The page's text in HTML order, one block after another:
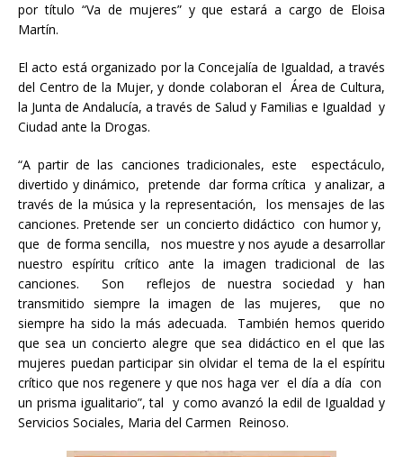
por título “Va de mujeres” y que estará a cargo de Eloisa
Martín.
El acto está organizado por la Concejalía de Igualdad, a través
del Centro de la Mujer, y donde colaboran el Área de Cultura,
la Junta de Andalucía, a través de Salud y Familias e Igualdad y
Ciudad ante la Drogas.
“A partir de las canciones tradicionales, este espectáculo,
divertido y dinámico, pretende dar forma crítica y analizar, a
través de la música y la representación, los mensajes de las
canciones. Pretende ser un concierto didáctico con humor y,
que de forma sencilla, nos muestre y nos ayude a desarrollar
nuestro espíritu crítico ante la imagen tradicional de las
canciones. Son reflejos de nuestra sociedad y han
transmitido siempre la imagen de las mujeres, que no
siempre ha sido la más adecuada. También hemos querido
que sea un concierto alegre que sea didáctico en el que las
mujeres puedan participar sin olvidar el tema de la el espíritu
crítico que nos regenere y que nos haga ver el día a día con
un prisma igualitario”, tal y como avanzó la edil de Igualdad y
Servicios Sociales, Maria del Carmen Reinoso.